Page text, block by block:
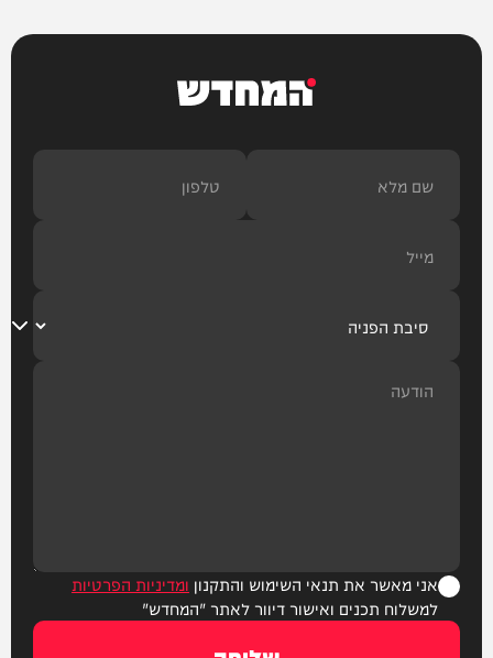
המחדש
אני מאשר את תנאי השימוש והתקנון ומדיניות הפרטיות
למשלוח תכנים ואישור דיוור לאתר "המחדש"